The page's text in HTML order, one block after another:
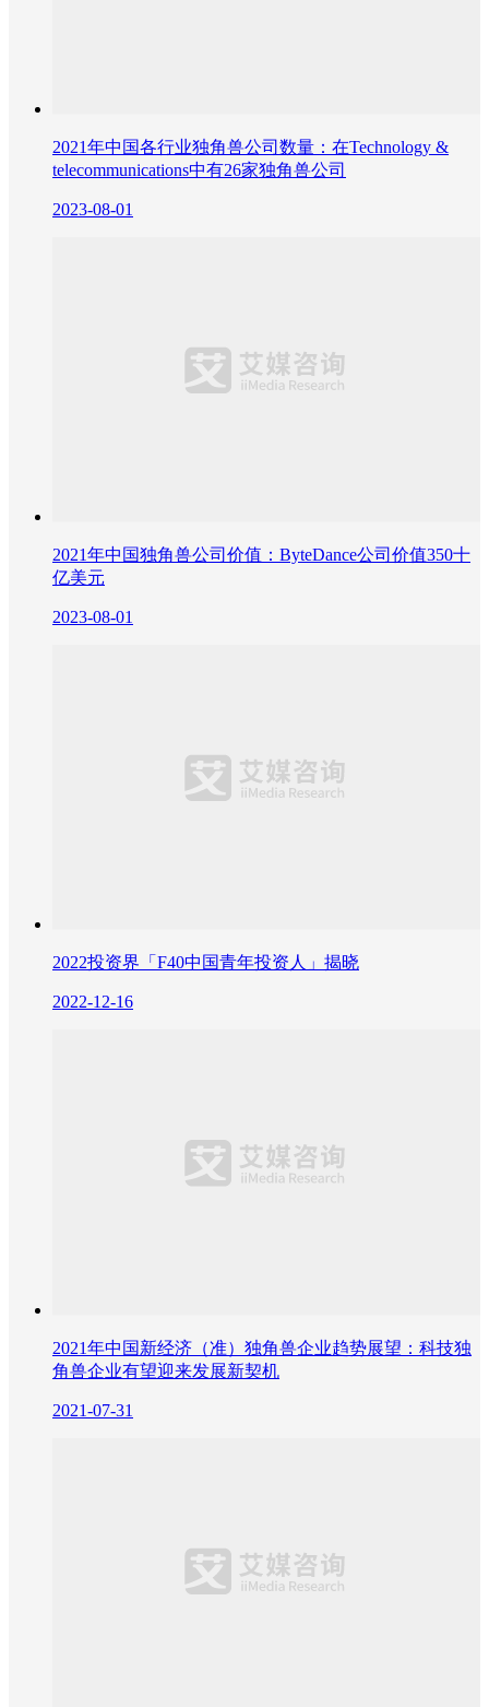
2021年中国各行业独角兽公司数量：在Technology &
telecommunications中有26家独角兽公司
2023-08-01
2021年中国独角兽公司价值：ByteDance公司价值350十
亿美元
2023-08-01
2022投资界「F40中国青年投资人」揭晓
2022-12-16
2021年中国新经济（准）独角兽企业趋势展望：科技独
角兽企业有望迎来发展新契机
2021-07-31